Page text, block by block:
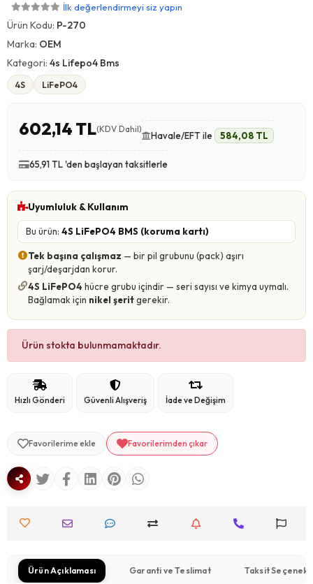
İlk değerlendirmeyi siz yapın
Ürün Kodu: P-270
Marka: OEM
Kategori: 4s Lifepo4 Bms
4S LiFePO4
602,14 TL(KDV Dahil)
Havale/EFT ile 584,08 TL
65,91 TL 'den başlayan taksitlerle
Uyumluluk & Kullanım
Bu ürün: 4S LiFePO4 BMS (koruma kartı)
Tek başına çalışmaz — bir pil grubunu (pack) aşırı
şarj/deşarjdan korur.
4S LiFePO4 hücre grubu içindir — seri sayısı ve kimya uymalı.
Bağlamak için nikel şeritgerekir.
Ürün stokta bulunmamaktadır.
Hızlı Gönderi Güvenli Alışveriş İade ve Değişim
Favorilerime ekle Favorilerimden çıkar
Ürün Açıklaması Garanti ve Teslimat Taksit